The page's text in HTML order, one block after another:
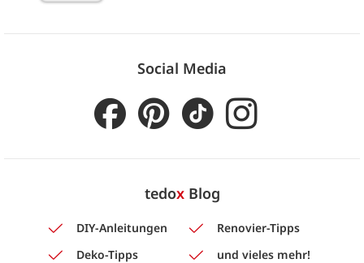
Social Media
tedoxBlog
DIY-Anleitungen
Renovier-Tipps
Deko-Tipps
und vieles mehr!